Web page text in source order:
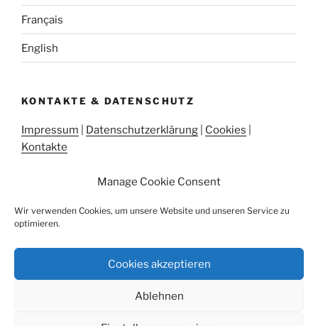
Manage Cookie Consent
Wir verwenden Cookies, um unsere Website und unseren Service zu
optimieren.
Cookies akzeptieren
Ablehnen
Français
English
KONTAKTE & DATENSCHUTZ
Impressum Datenschutzerklärung Cookies
Kontakte
Sie sind hier:Essen und Trinken«Casa San Martino
Die
Die